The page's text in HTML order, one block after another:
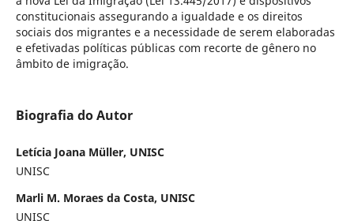
constitucionais assegurando a igualdade e os direitos
sociais dos migrantes e a necessidade de serem elaboradas
e efetivadas políticas públicas com recorte de gênero no
âmbito de imigração.
Biografia do Autor
Letícia Joana Müller, UNISC
UNISC
Marli M. Moraes da Costa, UNISC
UNISC